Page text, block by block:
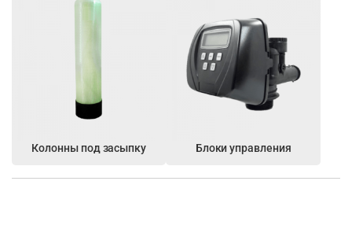
Колонны под засыпку Блоки управления